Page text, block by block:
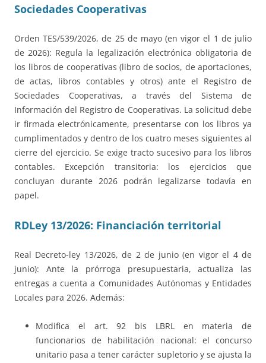
Sociedades Cooperativas
Orden TES/539/2026, de 25 de mayo (en vigor el 1 de julio
de 2026): Regula la legalización electrónica obligatoria de
los libros de cooperativas (libro de socios, de aportaciones,
de actas, libros contables y otros) ante el Registro de
Sociedades Cooperativas, a través del Sistema de
Información del Registro de Cooperativas. La solicitud debe
ir firmada electrónicamente, presentarse con los libros ya
cumplimentados y dentro de los cuatro meses siguientes al
cierre del ejercicio. Se exige tracto sucesivo para los libros
contables. Excepción transitoria: los ejercicios que
concluyan durante 2026 podrán legalizarse todavía en
papel.
RDLey 13/2026: Financiación territorial
Real Decreto-ley 13/2026, de 2 de junio (en vigor el 4 de
junio): Ante la prórroga presupuestaria, actualiza las
entregas a cuenta a Comunidades Autónomas y Entidades
Locales para 2026. Además:
Modifica el art. 92 bis LBRL en materia de
funcionarios de habilitación nacional: el concurso
unitario pasa a tener carácter supletorio y se ajusta la